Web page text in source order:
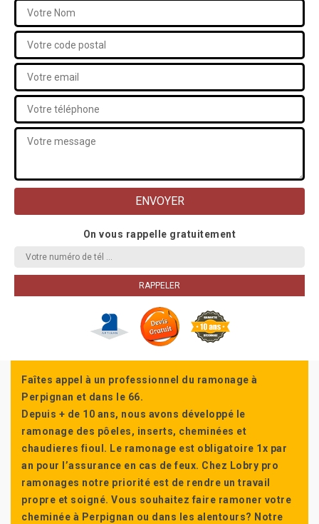
On vous rappelle gratuitement
Faîtes appel à un professionnel du ramonage à
Perpignan et dans le 66.
Depuis + de 10 ans, nous avons développé le
ramonage des pôeles, inserts, cheminées et
chaudieres fioul. Le ramonage est obligatoire 1x par
an pour l’assurance en cas de feux. Chez Lobry pro
ramonages notre priorité est de rendre un travail
propre et soigné. Vous souhaitez faire ramoner votre
cheminée à Perpignan ou dans les alentours? Notre